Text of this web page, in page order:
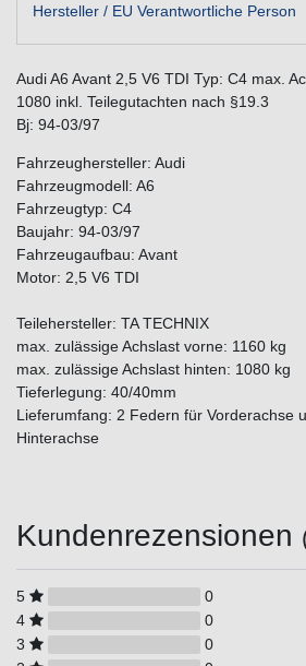
Hersteller / EU Verantwortliche Person
Audi A6 Avant 2,5 V6 TDI Typ: C4 max.
1080 inkl. Teilegutachten nach §19.3
Bj: 94-03/97
Fahrzeughersteller: Audi
Fahrzeugmodell: A6
Fahrzeugtyp: C4
Baujahr: 94-03/97
Fahrzeugaufbau: Avant
Motor: 2,5 V6 TDI
Teilehersteller: TA TECHNIX
max. zulässige Achslast vorne: 1160 kg
max. zulässige Achslast hinten: 1080 kg
Tieferlegung: 40/40mm
Lieferumfang: 2 Federn für Vorderachse
Hinterachse
Kundenrezensionen
5
0
4
0
3
0